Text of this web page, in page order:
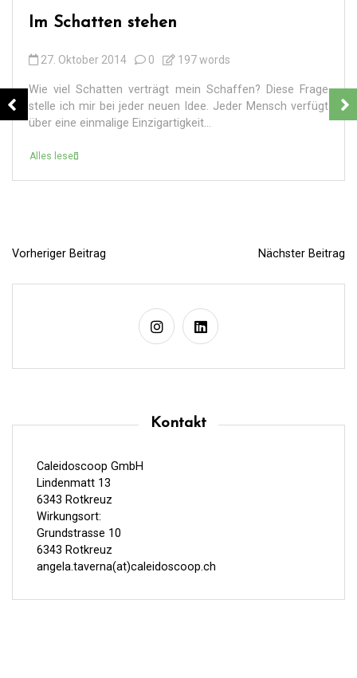
Im Schatten stehen
27. Oktober 2014 0 197 words
Wie viel Schatten verträgt mein Schaffen? Diese Frage
stelle ich mir bei jeder neuen Idee. Jeder Mensch verfügt
über eine einmalige Einzigartigkeit...
Alles lesen
B
e
t
Vorheriger Beitrag Nächster Beitrag
Kontakt
Caleidoscoop GmbH
Lindenmatt 13
6343 Rotkreuz
Wirkungsort:
Grundstrasse 10
6343 Rotkreuz
angela.taverna(at)caleidoscoop.ch